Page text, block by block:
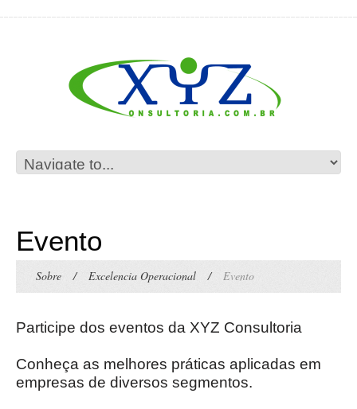
Evento
Sobre / Excelencia Operacional / Evento
Participe dos eventos da XYZ Consultoria
Conheça as melhores práticas aplicadas em
empresas de diversos segmentos.